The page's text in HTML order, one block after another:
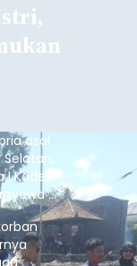
asal
Kadek
di